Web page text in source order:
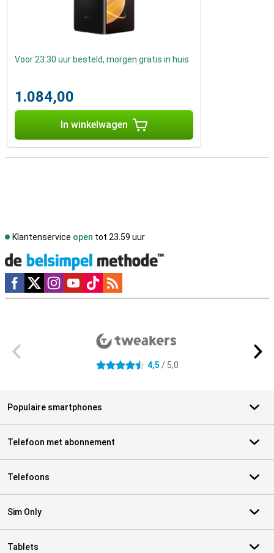
Voor 23:30 uur besteld, morgen gratis in huis
1.084,00
In winkelwagen
Klantenservice open tot 23.59 uur
Social media
4.5 sterren 4,5 / 5,0
Populaire smartphones
Telefoon met abonnement
Telefoons
Sim Only
Tablets